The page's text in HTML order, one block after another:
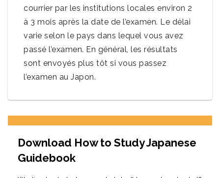
courrier par les institutions locales environ 2
à 3 mois après la date de l’examen. Le délai
varie selon le pays dans lequel vous avez
passé l’examen. En général, les résultats
sont envoyés plus tôt si vous passez
l’examen au Japon.